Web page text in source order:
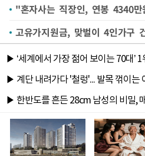
"혼자사는 직장인, 연봉 4340